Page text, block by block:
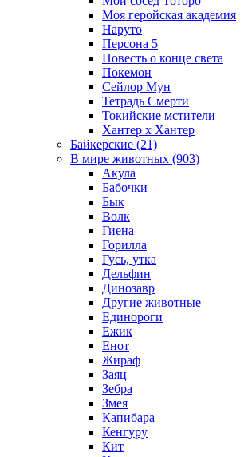
Моя геройская академия
Наруто
Персона 5
Повесть о конце света
Покемон
Сейлор Мун
Тетрадь Смерти
Токийские мстители
Хантер х Хантер
Байкерские (21)
В мире животных (903)
Акула
Бабочки
Бык
Волк
Гиена
Горилла
Гусь, утка
Дельфин
Динозавр
Другие животные
Единороги
Ежик
Енот
Жираф
Заяц
Зебра
Змея
Капибара
Кенгуру
Кит